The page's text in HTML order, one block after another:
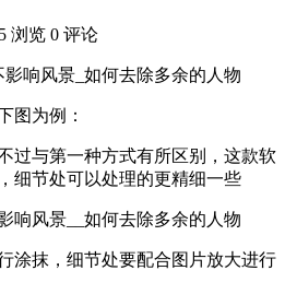
浏览 0 评论
图为例：
过与第一种方式有所区别，这款软
细节处可以处理的更精细一些
涂抹，细节处要配合图片放大进行